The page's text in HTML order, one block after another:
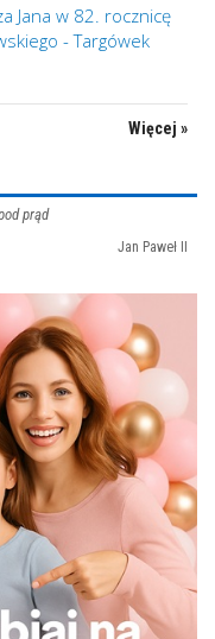
Jana w 82. rocznicę
- Targówek
Więcej »
prąd
Jan Paweł II